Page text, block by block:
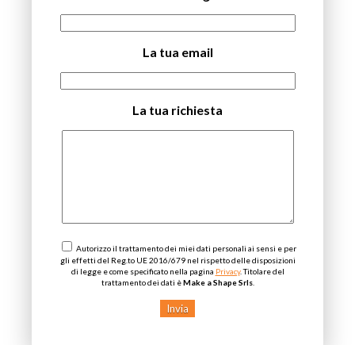
La tua email
La tua richiesta
Autorizzo il trattamento dei miei dati personali ai sensi e per
gli effetti del Reg.to UE 2016/679 nel rispetto delle disposizioni
di legge e come specificato nella pagina Privacy. Titolare del
trattamento dei dati èMake a Shape Srls.